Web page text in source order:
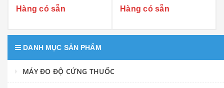
Hàng có sẵn Hàng có sẵn
DANH MỤC SẢN PHẨM
MÁY ĐO ĐỘ CỨNG THUỐC